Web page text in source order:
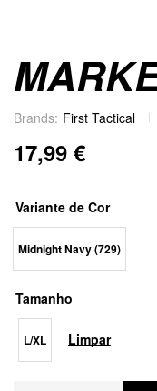
Brands: First Tactical
17,99 €
Variante de Cor
Midnight Navy (729)
Tamanho
L/XL Limpar